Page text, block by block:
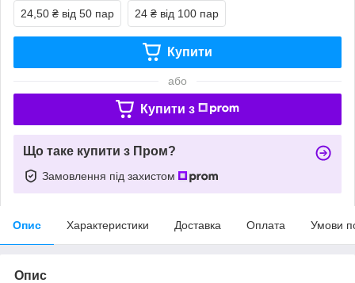
24,50 ₴ від 50 пар 24 ₴ від 100 пар
Купити
або
Купити з
Що таке купити з Пром?
Замовлення під захистом
Опис Характеристики Доставка Оплата Умови
Опис